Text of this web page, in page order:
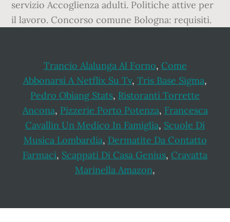
servizio Accoglienza adulti. Politiche attive per
il lavoro. Concorso comune Bologna: requisiti.
Trancio Alalunga Al Forno, Come
Abbonarsi A Netflix Su Tv, Tris Base Sigma,
Pedro Obiang Stats, Ristoranti Torrette
Ancona, Pizzerie Porto Potenza, Francesca
Cavallin Un Medico In Famiglia, Scuole Di
Musica Lombardia, Dermatite Da Contatto
Farmaci, Scappati Di Casa Genius, Cravatta
Marinella Amazon,